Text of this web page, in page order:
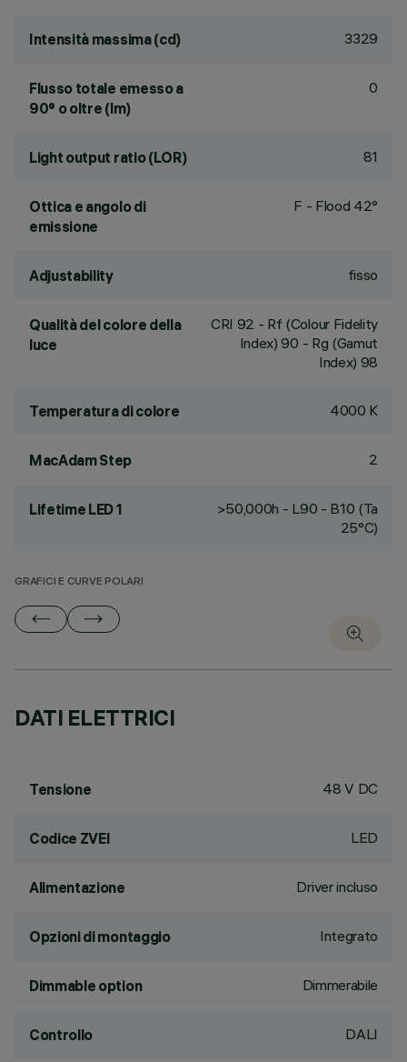
Intensità massima (cd) 3329
Flusso totale emesso a
90° o oltre (lm)
0
Light output ratio (LOR) 81
Ottica e angolo di
emissione
F - Flood 42°
Adjustability fisso
Qualità del colore della
luce
CRI 92 - Rf (Colour Fidelity
Index) 90 - Rg (Gamut
Index) 98
Temperatura di colore 4000 K
MacAdam Step 2
Lifetime LED 1
>50,000h - L90 - B10 (Ta
25°C)
GRAFICI E CURVE POLARI
DATI ELETTRICI
Tensione 48 V DC
Codice ZVEI LED
Alimentazione Driver incluso
Opzioni di montaggio Integrato
Dimmable option Dimmerabile
Controllo DALI